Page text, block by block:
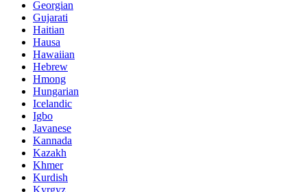
Georgian
Gujarati
Haitian
Hausa
Hawaiian
Hebrew
Hmong
Hungarian
Icelandic
Igbo
Javanese
Kannada
Kazakh
Khmer
Kurdish
Kyrgyz